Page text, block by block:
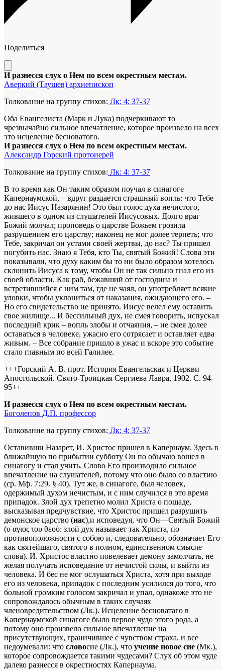
Поделиться
И разнесся слух о Нем по всем окрестным местам.
Аверкий (Таушев) архиепископ
Толкование на группу стихов: Лк: 4: 37-37
Оба Евангелиста (Марк и Лука) подчеркивают то
чрезвычайно сильное впечатление, которое произвело на всех
это исцеление бесноватого.
И разнесся слух о Нем по всем окрестным местам.
Александр Горский протоиерей
Толкование на группу стихов: Лк: 4: 37-37
В то время как Он таким образом поучал в синагоге
Капернаумской, – вдруг раздается страшный вопль: что Тебе
до нас Иисус Назарянин! Это был голос духа нечистого,
жившего в одном из слушателей Иисусовых. Долго враг
Божий молчал; проповедь о царстве Божьем грозила
разрушением его царству; наконец не мог долее терпеть; что
Тебе, закричал он устами своей жертвы, до нас? Ты пришел
погубить нас. Знаю я Тебя, кто Ты, святый Божий! Слова эти
показывали, что духу каким бы то ни было образом хотелось
склонить Иисуса к тому, чтобы Он не так сильно гнал его из
своей области. Как раб, бежавший от господина и
встретившийся с ним там, где не чаял, он употребляет всякие
уловки, чтобы уклониться от наказания, ожидающего его. –
Но его свидетельство не принято. Иисус велел ему оставить
свое жилище... И бессильный дух, не смея говорить, испускал
последний крик – вопль злобы и отчаяния, – не смея долее
оставаться в человеке, ужасно его сотрясает и оставляет едва
живым. – Все собрание пришло в ужас и вскоре это событие
стало главным по всей Галилее.
+++Горский А. В. прот. История Евангельская и Церкви
Апостольской. Свято-Троицкая Сергиева Лавра, 1902. С. 94-
95++
И разнесся слух о Нем по всем окрестным местам.
Боголепов Д.П. профессор
Толкование на группу стихов: Лк: 4: 37-37
Оставивши Назарет, И. Христос пришел в Капернаум. Здесь в
ближайшую по прибытии субботу Он по обычаю вошел в
синагогу и стал учить. Слово Его производило сильное
впечатление на слушателей, потому что оно было со властию
(ср. Мф. 7:29. § 40). Тут же, в синагоге, был человек,
одержимый духом нечистым, и с ним случился в это время
припадок. Злой дух трепетно молил Христа о пощаде,
высказывая предчувствие, что Христос пришел разрушить
демонское царство (нас),и исповедуя, что Он—Святый Божий
(о αγιος του θεού: злой дух называет так Христа, по
противоположности с собою и, следовательно, обозначает Его
как святейшаго, святого в полном, единственном смысле
слова). И. Христос властно повелевает демону замолчать, не
желая получать исповедание от нечистой силы, и выйти из
человека. И бес не мог ослушаться Христа, хотя при выходе
его из человека, припадок с последним усилился до того, что
больной громким голосом закричал и упал, однакоже это не
сопровождалось обычным в таких случаях
членовредительством (Лк.). Исцеление бесноватаго в
Капернаумской синагоге было первое чудо этого рода, а
потому оно произвело сильное впечатлепие на
присутствующих, граничившее с чувством страха, и все
недоумевали: что словосие (Лк.), что учение новое сие (Мк.),
которое сопровождается такими чудесами? Слух об этом чуде
далеко разнесся в окрестностях Капернаума.